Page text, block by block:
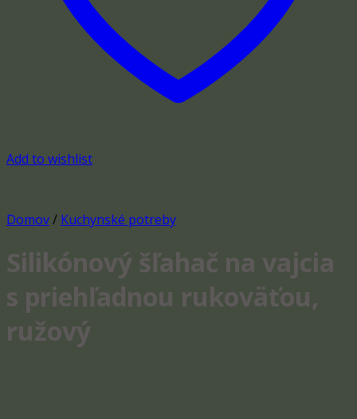
Add to wishlist
Domov/ Kuchynské potreby
Silikónový šľahač na vajcia
s priehľadnou rukoväťou,
ružový